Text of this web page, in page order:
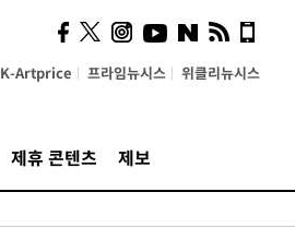
K-Artprice 프라임뉴시스 위클리뉴시스
제휴 콘텐츠 제보
의견, 국토부·LH에 충실히
전달할 것"